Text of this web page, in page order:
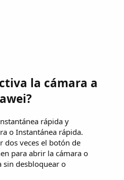
la cámara a
rápida y
o Instantánea rápida.
dos veces el botón de
para abrir la cámara o
sin desbloquear o